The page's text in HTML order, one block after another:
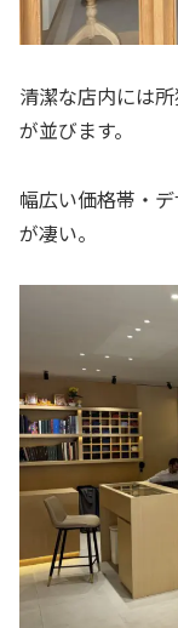
清潔な店内には
が並びます。
幅広い価格帯・
が凄い。